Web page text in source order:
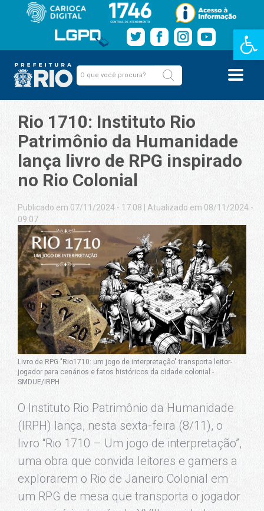
Barra de
Rio 1710: Instituto Rio
Patrimônio da Humanidade
lança livro de RPG inspirado
no Rio Colonial
Publicado em 07/11/2024 - 17:08
Atualizado em 08/11/2024 -
09:07
Livro de RPG "Rio1710: um jogo de interpretação" transporta leitor-
jogador para cenários e fatos históricos da cidade colonial -
SMDUE/IRPH
O Instituto Rio Patrimônio da Humanidade
(IRPH) lança, nesta sexta-feira (8/11), o
livro “Rio 1710 – Um jogo de interpretação”,
uma obra que convida leitores e gamers a
explorarem o Rio de Janeiro Colonial em
um RPG de mesa que transporta o jogador